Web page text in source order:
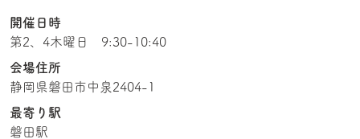
開催日時
第2、4木曜日 9:30-10:40
会場住所
静岡県磐田市中泉2404-1
最寄り駅
磐田駅